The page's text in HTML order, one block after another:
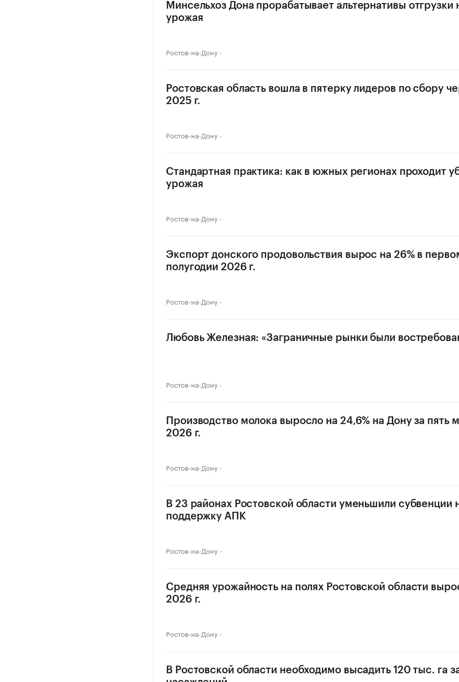
Минсельхоз Дона прорабатывает альтернативы отгрузки
урожая
Ростов-на-Дону
Ростовская область вошла в пятерку лидеров по сбору
2025 г.
Ростов-на-Дону
Стандартная практика: как в южных регионах проходит
урожая
Ростов-на-Дону
Экспорт донского продовольствия вырос на 26% в
полугодии 2026 г.
Ростов-на-Дону
Любовь Железная: «Заграничные рынки были
Ростов-на-Дону
Производство молока выросло на 24,6% на Дону за пять
2026 г.
Ростов-на-Дону
В 23 районах Ростовской области уменьшили субвенции
поддержку АПК
Ростов-на-Дону
Средняя урожайность на полях Ростовской области
2026 г.
Ростов-на-Дону
В Ростовской области необходимо высадить 120 тыс. га